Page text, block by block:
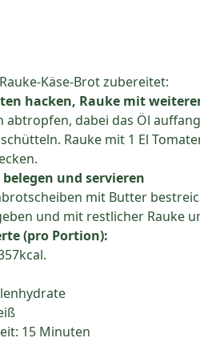
Käse-Brot zubereitet:
hacken, Rauke mit
abtropfen, dabei das Öl
Rauke mit 1 El
und servieren
mit Butter
und mit restlicher Rauke
(pro Portion):
15 Minuten